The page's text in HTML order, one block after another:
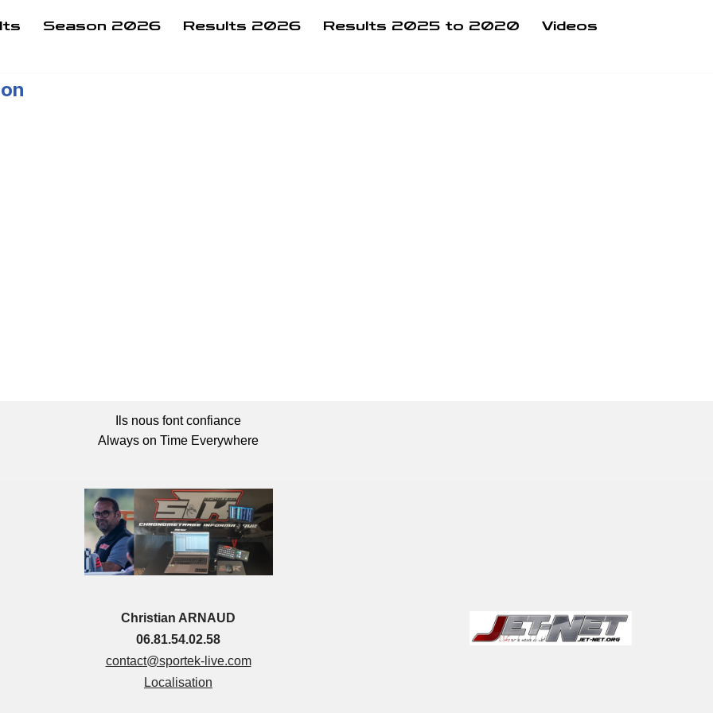
Season 2026 Results 2026 Results 2025 to 2020
Videos
Ils nous font confiance
Always on Time Everywhere
Christian ARNAUD
06.81.54.02.58
contact@sportek-live.com
Localisation